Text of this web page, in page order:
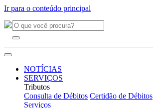
Ir para o conteúdo principal
NOTÍCIAS
SERVIÇOS
Tributos
Consulta de Débitos Certidão de Débitos
Serviços